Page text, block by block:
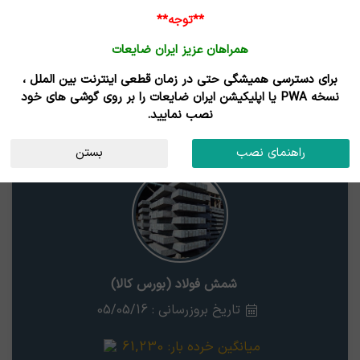
نتایج جستجوی قیمت
شمش فولاد (بورس کالا)
تاریخ بروزرسانی : 05/05/16
میانگین خرده بار: 61,230
**توجه**
همراهان عزیز ایران ضایعات
برای دسترسی همیشگی حتی در زمان قطعی اینترنت بین الملل ،
نسخه PWA یا اپلیکیشن ایران ضایعات را بر روی گوشی های خود
نصب نمایید.
راهنمای نصب بستن